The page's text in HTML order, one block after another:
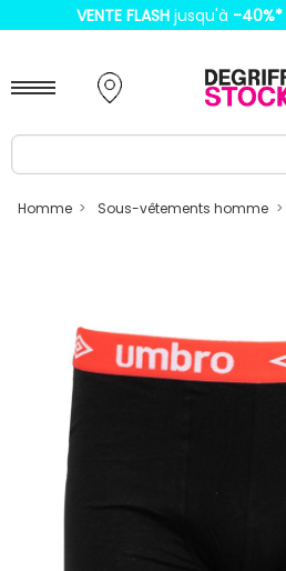
VENTE FLASH jusqu'à -40%*
Homme Sous-vêtements homme